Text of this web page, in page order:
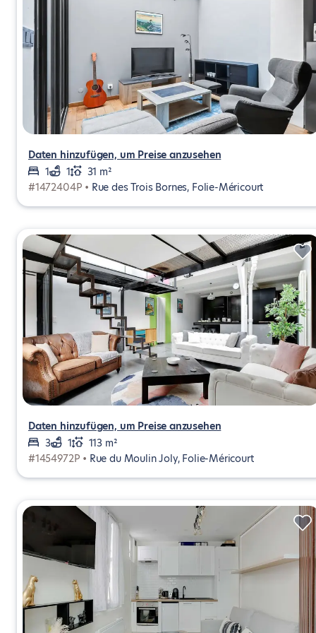
Daten hinzufügen, um Preise anzusehen
1
1
31 m²
#1472404P • Rue des Trois Bornes, Folie-Méricourt
Daten hinzufügen, um Preise anzusehen
3
1
113 m²
#1454972P • Rue du Moulin Joly, Folie-Méricourt